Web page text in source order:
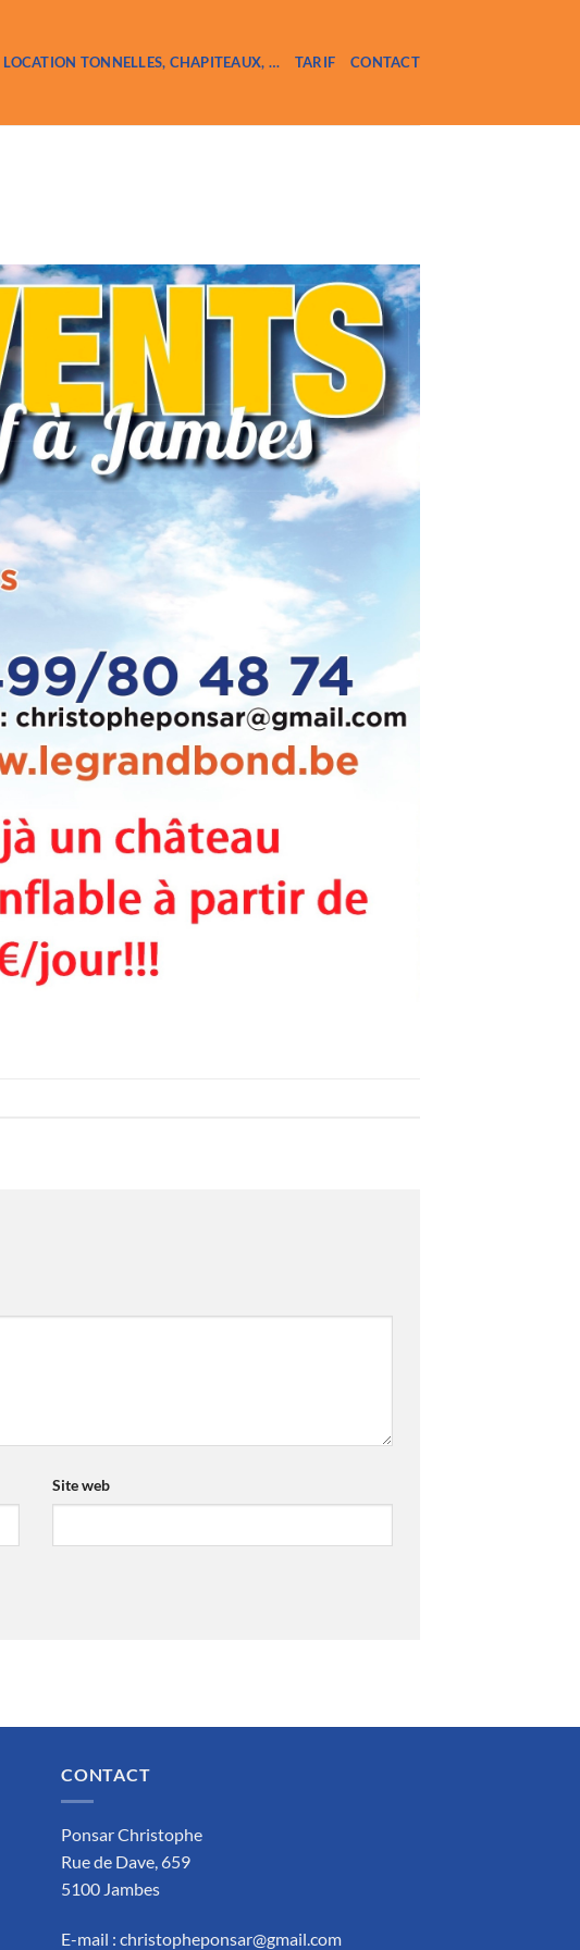
LOCATION TONNELLES, CHAPITEAUX, … TARIF CONTACT
Site web
CONTACT
Ponsar Christophe
Rue de Dave, 659
5100 Jambes
E-mail : christopheponsar@gmail.com